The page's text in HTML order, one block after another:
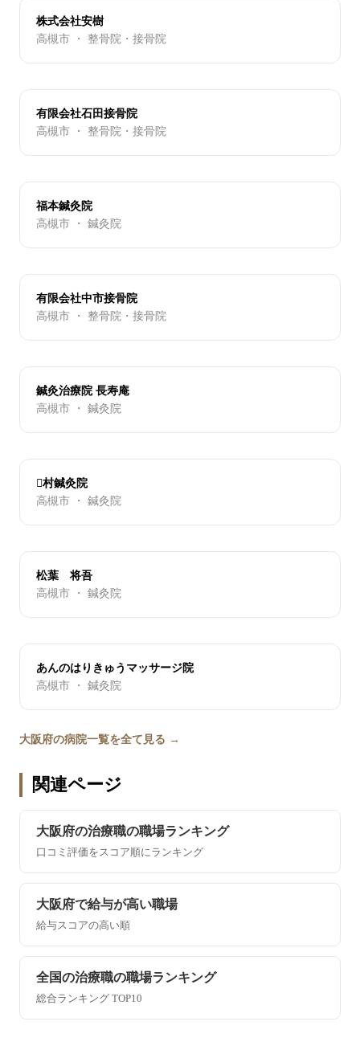
株式会社安樹
高槻市 ・ 整骨院・接骨院
有限会社石田接骨院
高槻市 ・ 整骨院・接骨院
福本鍼灸院
高槻市 ・ 鍼灸院
有限会社中市接骨院
高槻市 ・ 整骨院・接骨院
鍼灸治療院 長寿庵
高槻市 ・ 鍼灸院
村鍼灸院
高槻市 ・ 鍼灸院
松葉 将吾
高槻市 ・ 鍼灸院
あんのはりきゅうマッサージ院
高槻市 ・ 鍼灸院
大阪府の病院一覧を全て見る →
関連ページ
大阪府の治療職の職場ランキング
口コミ評価をスコア順にランキング
大阪府で給与が高い職場
給与スコアの高い順
全国の治療職の職場ランキング
総合ランキング TOP10